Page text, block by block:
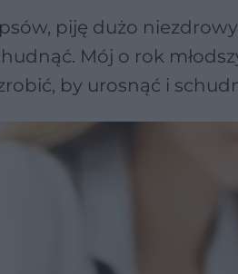
piję dużo
Mój o rok
by urosnąć i